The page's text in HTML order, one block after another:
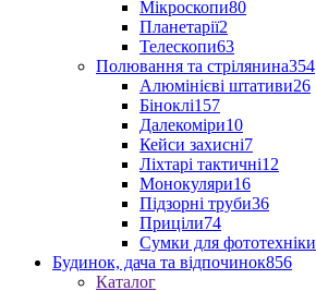
Мікроскопи80
Планетарії2
Телескопи63
Полювання та стрілянина354
Алюмінієві штативи26
Біноклі157
Далекоміри10
Кейси захисні7
Ліхтарі тактичні12
Монокуляри16
Підзорні труби36
Приціли74
Сумки для фототехніки
Будинок, дача та відпочинок856
Каталог